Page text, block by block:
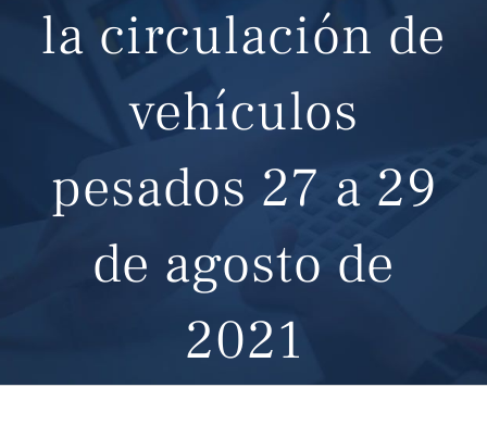
la circulación de
vehículos
pesados 27 a 29
de agosto de
2021